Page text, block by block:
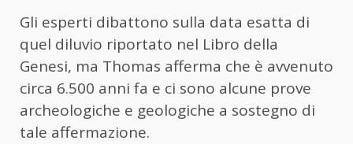
Gli esperti dibattono sulla data esatta di
quel diluvio riportato nel Libro della
Genesi, ma Thomas afferma che è avvenuto
circa 6.500 anni fa e ci sono alcune prove
archeologiche e geologiche a sostegno di
tale affermazione.